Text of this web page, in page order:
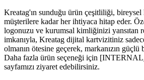
Kreatag'ın sunduğu ürün çeşitliliği, bireysel
müşterilere kadar her ihtiyaca hitap eder.
logonuzu ve kurumsal kimliğinizi yansıtan
imkanıyla, Kreatag dijital kartvizitiniz
olmanın ötesine geçerek, markanızın güçlü
Daha fazla ürün seçeneği için
sayfamızı ziyaret edebilirsiniz.